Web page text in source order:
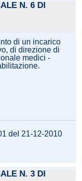
N. 6 DI
di un incarico
di direzione di
medici -
del 21-12-2010
N. 3 DI